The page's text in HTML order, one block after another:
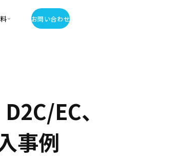
お問い合わせ
EC、
事例